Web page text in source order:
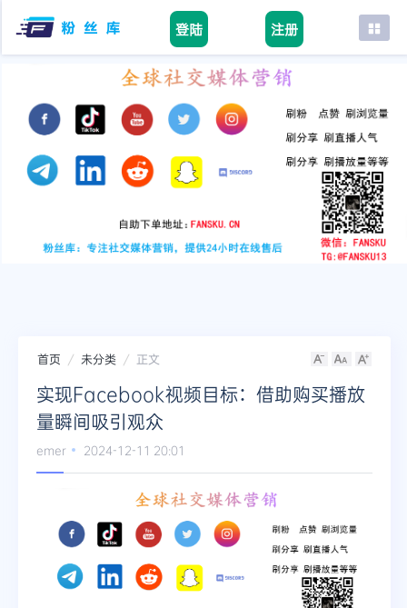
登陆 注册
首页
tiktok
youtube
instagram
首页 未分类 正文
实现Facebook视频目标：借助购买播放
量瞬间吸引观众
emer 2024-12-11 20:01